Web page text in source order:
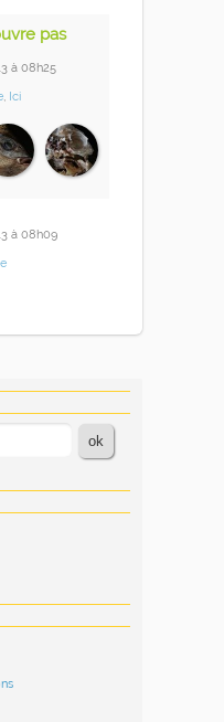
pas
à 08h25
, Ici
à 08h09